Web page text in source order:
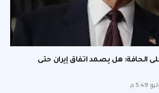
الحافة: هل يصمد اتفاق إيران حتى